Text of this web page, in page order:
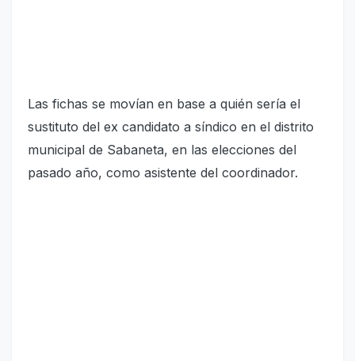
Las fichas se movían en base a quién sería el
sustituto del ex candidato a síndico en el distrito
municipal de Sabaneta, en las elecciones del
pasado año, como asistente del coordinador.